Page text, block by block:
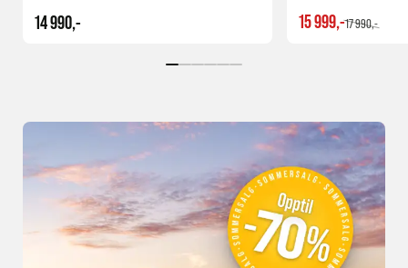
14 990,- 17 990,-
15 999,-